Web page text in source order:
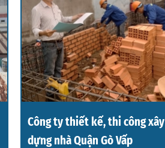
Công ty thiết kế, thi công xây
dựng nhà Quận Gò Vấp